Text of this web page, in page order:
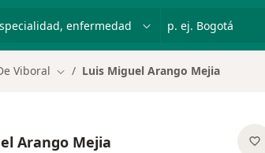
p. ej. Bogotá
Viboral Cambiar de ciudad
Luis Miguel Arango Mejia
Arango Mejia